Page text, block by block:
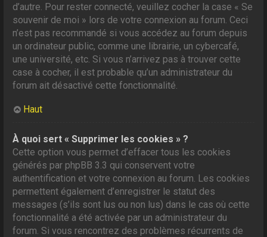
d’autre. Pour rester connecté, veuillez cocher la case « Se
souvenir de moi » lors de votre connexion au forum. Ceci
n’est pas recommandé si vous accédez au forum depuis
un ordinateur public, comme une librairie, un cybercafé,
une université, etc. Si vous n’arrivez pas à trouver cette
case à cocher, il est probable qu’un administrateur du
forum ait désactivé cette fonctionnalité.
Haut
À quoi sert « Supprimer les cookies » ?
Cette option vous permet d’effacer tous les cookies
générés par phpBB 3.3 qui conservent votre
authentification et votre connexion au forum. Les cookies
permettent également d’enregistrer le statut des
messages (s’ils sont lus ou non lus) dans le cas où cette
fonctionnalité a été activée par un administrateur du
forum. Si vous rencontrez des problèmes récurrents de